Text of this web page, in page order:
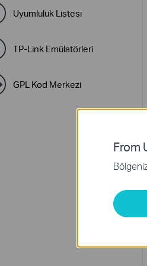
Uyumluluk Listesi
TP-Link Emülatörleri
GPL Kod Merkezi
From